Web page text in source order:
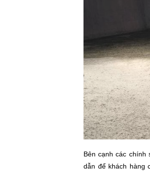
Bên cạnh các chính
dẫn để khách hàng